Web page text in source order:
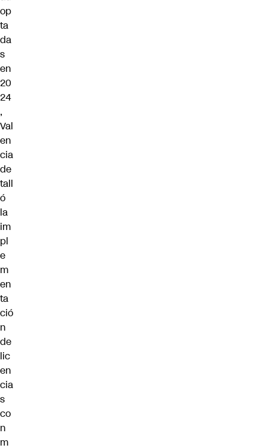
op
ta
da
s
en
20
24
,
Val
en
cia
de
tall
ó
la
im
pl
e
m
en
ta
ció
n
de
lic
en
cia
s
co
n
m